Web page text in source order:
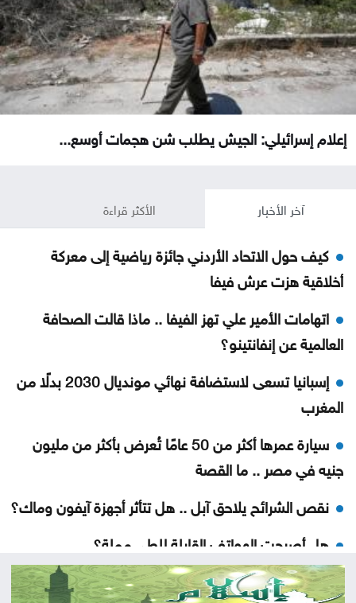
إعلام إسرائيلي: الجيش يطلب شن هجمات أوسع...
آخر الأخبار الأكثر قراءة
كيف حول الاتحاد الأردني جائزة رياضية إلى معركة
أخلاقية هزت عرش فيفا
اتهامات الأمير علي تهز الفيفا .. ماذا قالت الصحافة
العالمية عن إنفانتينو؟
إسبانيا تسعى لاستضافة نهائي مونديال 2030 بدلًا من
المغرب
سيارة عمرها أكثر من 50 عامًا تُعرض بأكثر من مليون
جنيه في مصر .. ما القصة
نقص الشرائح يلاحق آبل .. هل تتأثر أجهزة آيفون وماك؟
هل أصبحت الهواتف القابلة للطي مملة؟
5 إشارات قد يرسلها القلب قبل الجلطة .. لا تتجاهلها